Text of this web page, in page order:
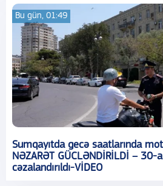
Bu gün, 01:49
Sumqayıtda gecə saatlarında
NƏZARƏT GÜCLƏNDİRİLDİ – 30-
cəzalandırıldı-VİDEO